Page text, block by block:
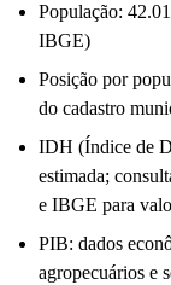
População:
IBGE)
Posição por
do cadastro
IDH (Índice de
estimada;
e IBGE para
PIB: dados
agropecuários e